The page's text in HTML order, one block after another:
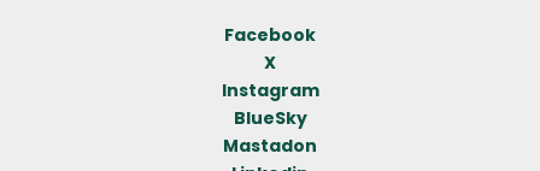
Facebook
X
Instagram
BlueSky
Mastadon